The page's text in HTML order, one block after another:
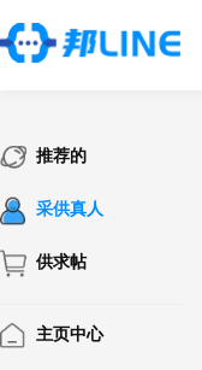
推荐的
采供真人
供求帖
主页中心